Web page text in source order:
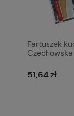
Fartuszek
51,64 zł